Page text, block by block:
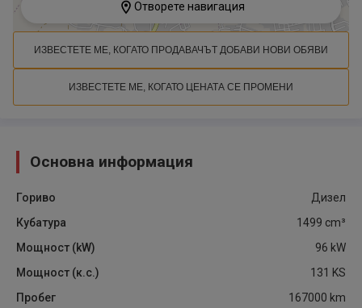
Отворете навигация
ИЗВЕСТЕТЕ МЕ, КОГАТО ПРОДАВАЧЪТ ДОБАВИ НОВИ ОБЯВИ
ИЗВЕСТЕТЕ МЕ, КОГАТО ЦЕНАТА СЕ ПРОМЕНИ
Основна информация
Гориво
Дизел
Кубатура
1499 cm³
Мощност (kW)
96 kW
Мощност (к.с.)
131 KS
Пробег
167000 km